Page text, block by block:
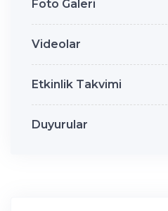
Foto Galeri
Videolar
Etkinlik Takvimi
Duyurular